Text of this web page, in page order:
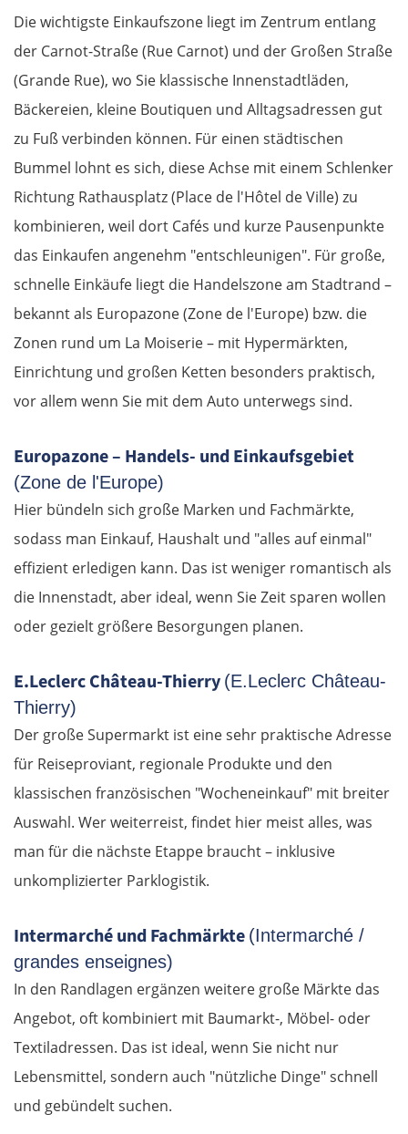
Die wichtigste Einkaufszone liegt im Zentrum entlang
der Carnot-Straße (Rue Carnot) und der Großen Straße
(Grande Rue), wo Sie klassische Innenstadtläden,
Bäckereien, kleine Boutiquen und Alltagsadressen gut
zu Fuß verbinden können. Für einen städtischen
Bummel lohnt es sich, diese Achse mit einem Schlenker
Richtung Rathausplatz (Place de l'Hôtel de Ville) zu
kombinieren, weil dort Cafés und kurze Pausenpunkte
das Einkaufen angenehm "entschleunigen". Für große,
schnelle Einkäufe liegt die Handelszone am Stadtrand –
bekannt als Europazone (Zone de l'Europe) bzw. die
Zonen rund um La Moiserie – mit Hypermärkten,
Einrichtung und großen Ketten besonders praktisch,
vor allem wenn Sie mit dem Auto unterwegs sind.
Europazone – Handels- und Einkaufsgebiet
(Zone de l'Europe)
Hier bündeln sich große Marken und Fachmärkte,
sodass man Einkauf, Haushalt und "alles auf einmal"
effizient erledigen kann. Das ist weniger romantisch als
die Innenstadt, aber ideal, wenn Sie Zeit sparen wollen
oder gezielt größere Besorgungen planen.
E.Leclerc Château-Thierry (E.Leclerc Château-
Thierry)
Der große Supermarkt ist eine sehr praktische Adresse
für Reiseproviant, regionale Produkte und den
klassischen französischen "Wocheneinkauf" mit breiter
Auswahl. Wer weiterreist, findet hier meist alles, was
man für die nächste Etappe braucht – inklusive
unkomplizierter Parklogistik.
Intermarché und Fachmärkte (Intermarché /
grandes enseignes)
In den Randlagen ergänzen weitere große Märkte das
Angebot, oft kombiniert mit Baumarkt-, Möbel- oder
Textiladressen. Das ist ideal, wenn Sie nicht nur
Lebensmittel, sondern auch "nützliche Dinge" schnell
und gebündelt suchen.
Litauen
Ukmergė
Vilnius
Polen
Suwałki
Wyszków
Warschau
Żyrardów
Łódź
Turek
Posen
Nowy Tomyśl
Schwiebus
Deutschland Ost
Fürstenwalde
Berlin
Lübben
Spreewald